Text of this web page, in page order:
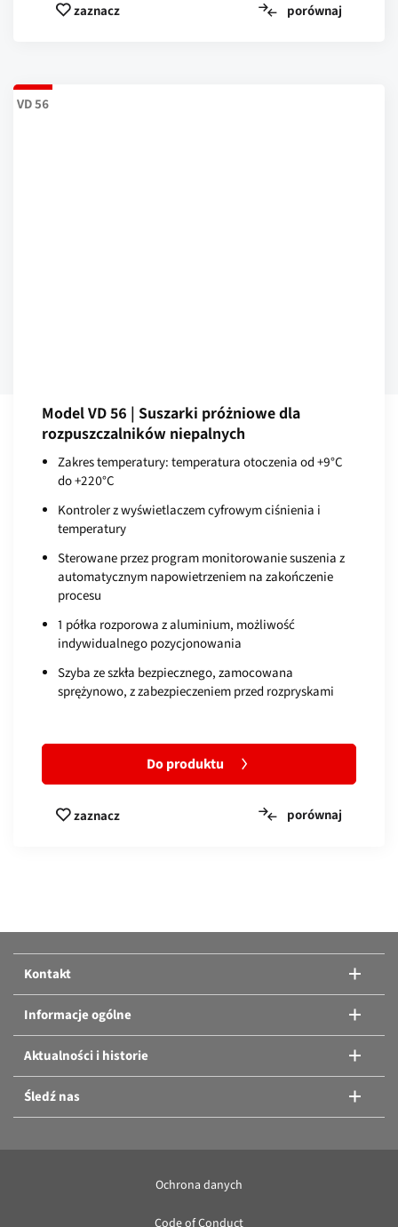
zaznacz porównaj
VD 56
Model VD 56 | Suszarki próżniowe dla
rozpuszczalników niepalnych
Zakres temperatury: temperatura otoczenia od +9°C
do +220°C
Kontroler z wyświetlaczem cyfrowym ciśnienia i
temperatury
Sterowane przez program monitorowanie suszenia z
automatycznym napowietrzeniem na zakończenie
procesu
1 półka rozporowa z aluminium, możliwość
indywidualnego pozycjonowania
Szyba ze szkła bezpiecznego, zamocowana
sprężynowo, z zabezpieczeniem przed rozpryskami
Do produktu
zaznacz porównaj
Porównaj produkty:
Albo dodanie kolejnych produktów.
Kontakt
Informacje ogólne
Aktualności i historie
Śledź nas
Ochrona danych
Code of Conduct